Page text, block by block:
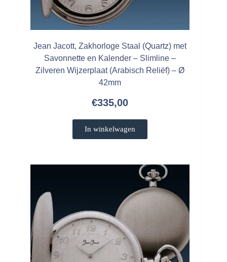
Jean Jacott, Zakhorloge Staal (Quartz) met
Savonnette en Kalender – Slimline –
Zilveren Wijzerplaat (Arabisch Reliëf) – Ø
42mm
€335,00
In winkelwagen